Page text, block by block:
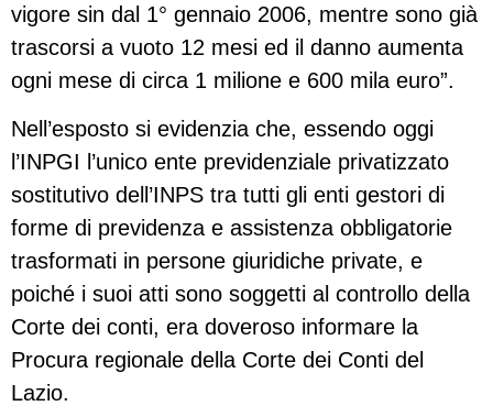
vigore sin dal 1° gennaio 2006, mentre sono già
trascorsi a vuoto 12 mesi ed il danno aumenta
ogni mese di circa 1 milione e 600 mila euro”.
Nell’esposto si evidenzia che, essendo oggi
l’INPGI l’unico ente previdenziale privatizzato
sostitutivo dell’INPS tra tutti gli enti gestori di
forme di previdenza e assistenza obbligatorie
trasformati in persone giuridiche private, e
poiché i suoi atti sono soggetti al controllo della
Corte dei conti, era doveroso informare la
Procura regionale della Corte dei Conti del
Lazio.